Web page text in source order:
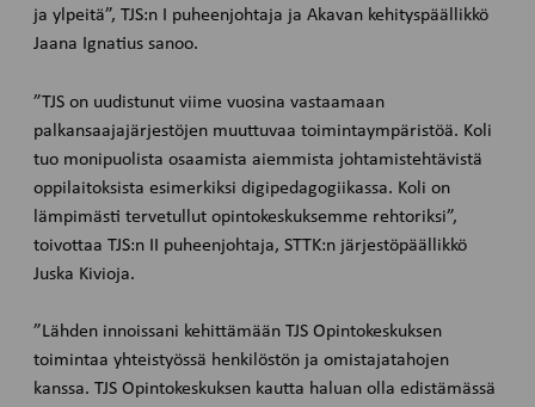
ja ylpeitä”, TJS:n I puheenjohtaja ja Akavan kehityspäällikkö
Jaana Ignatius sanoo.
”TJS on uudistunut viime vuosina vastaamaan
palkansaajajärjestöjen muuttuvaa toimintaympäristöä. Koli
tuo monipuolista osaamista aiemmista johtamistehtävistä
oppilaitoksista esimerkiksi digipedagogiikassa. Koli on
lämpimästi tervetullut opintokeskuksemme rehtoriksi”,
toivottaa TJS:n II puheenjohtaja, STTK:n järjestöpäällikkö
Juska Kivioja.
”Lähden innoissani kehittämään TJS Opintokeskuksen
toimintaa yhteistyössä henkilöstön ja omistajatahojen
kanssa. TJS Opintokeskuksen kautta haluan olla edistämässä